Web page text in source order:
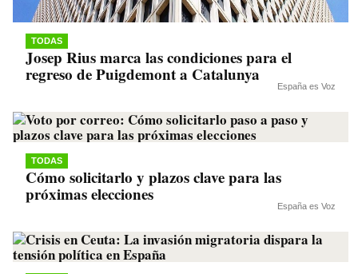
TODAS
Josep Rius marca las condiciones para el
regreso de Puigdemont a Catalunya
España es Voz
TODAS
Cómo solicitarlo y plazos clave para las
próximas elecciones
España es Voz